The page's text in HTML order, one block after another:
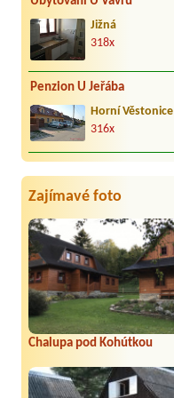
Jižná
318x
Penzion U Jeřába
Horní Věstonice
316x
Zajímavé foto
Chalupa pod Kohútkou